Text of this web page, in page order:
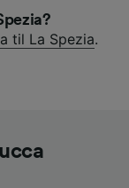
til La Spezia.